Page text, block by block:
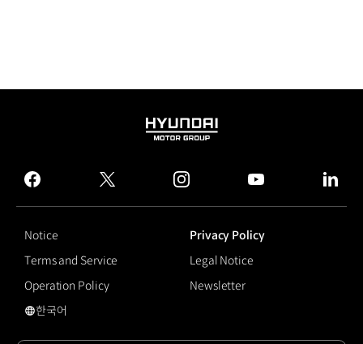
HYUNDAI
GROUP
facebook
twitter instagram
Notice
Privacy Policy
Terms and Service
Legal Notice
Operation Policy
Newsletter
국문 사이트로 이동
한국어